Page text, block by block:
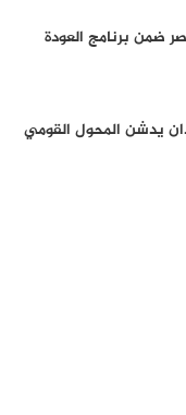
من مصر ضمن برنامج العودة
يدشن المحول القومي